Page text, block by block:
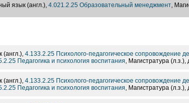
язык (англ.), 4.021.2.25 Образовательный менеджмент,
(англ.), 4.133.2.25 Психолого-педагогическое сопровождение
Педагогика и психология воспитания, Магистратура (л.з.),
(англ.), 4.133.2.25 Психолого-педагогическое сопровождение
Педагогика и психология воспитания, Магистратура (л.з.),